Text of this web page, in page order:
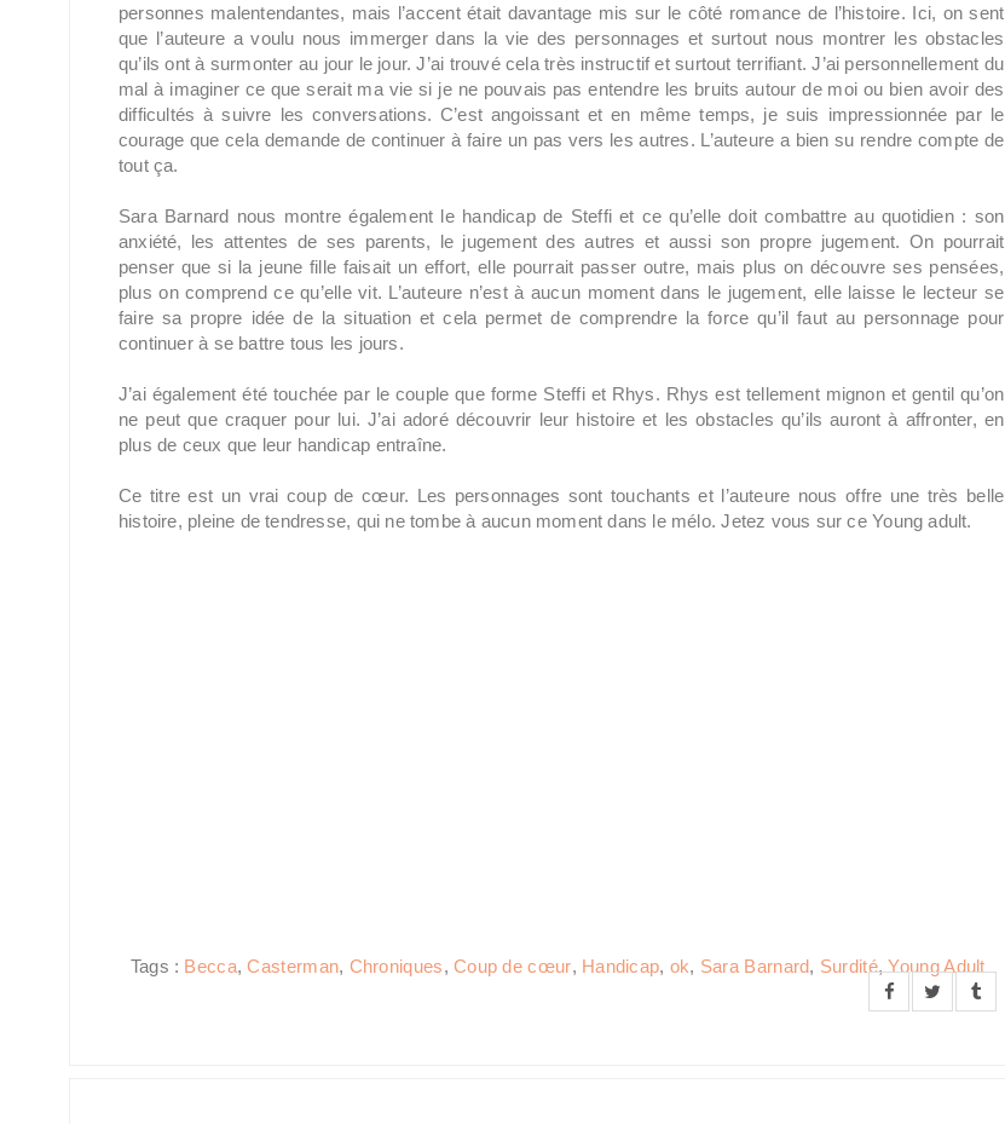
personnes malentendantes, mais l’accent était davantage mis sur le côté romance de l’histoire. Ici, on sent
que l’auteure a voulu nous immerger dans la vie des personnages et surtout nous montrer les obstacles
qu’ils ont à surmonter au jour le jour. J’ai trouvé cela très instructif et surtout terrifiant. J’ai personnellement du
mal à imaginer ce que serait ma vie si je ne pouvais pas entendre les bruits autour de moi ou bien avoir des
difficultés à suivre les conversations. C’est angoissant et en même temps, je suis impressionnée par le
courage que cela demande de continuer à faire un pas vers les autres. L’auteure a bien su rendre compte de
tout ça.
Sara Barnard nous montre également le handicap de Steffi et ce qu’elle doit combattre au quotidien : son
anxiété, les attentes de ses parents, le jugement des autres et aussi son propre jugement. On pourrait
penser que si la jeune fille faisait un effort, elle pourrait passer outre, mais plus on découvre ses pensées,
plus on comprend ce qu’elle vit. L’auteure n’est à aucun moment dans le jugement, elle laisse le lecteur se
faire sa propre idée de la situation et cela permet de comprendre la force qu’il faut au personnage pour
continuer à se battre tous les jours.
J’ai également été touchée par le couple que forme Steffi et Rhys. Rhys est tellement mignon et gentil qu’on
ne peut que craquer pour lui. J’ai adoré découvrir leur histoire et les obstacles qu’ils auront à affronter, en
plus de ceux que leur handicap entraîne.
Ce titre est un vrai coup de cœur. Les personnages sont touchants et l’auteure nous offre une très belle
histoire, pleine de tendresse, qui ne tombe à aucun moment dans le mélo. Jetez vous sur ce Young adult.
Tags : Becca,Casterman, Chroniques, Coup de cœur, Handicap, ok, Sara Barnard, Surdité,Young Adult